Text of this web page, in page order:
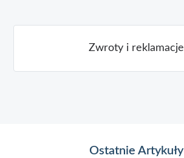
Zwroty i reklamacje
Ostatnie Artykuły